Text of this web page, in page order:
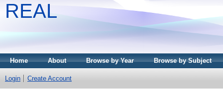
REAL
Home About Browse by Year Browse by Subject
Login Create Account